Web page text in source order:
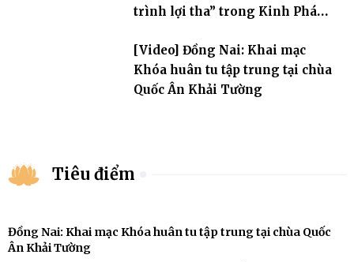
trình lợi tha” trong Kinh Pháp
[Video] Đồng Nai: Khai mạc
Khóa huân tu tập trung tại chùa
Quốc Ân Khải Tường
Tiêu điểm
Đồng Nai: Khai mạc Khóa huân tu tập trung tại chùa Quốc
Ân Khải Tường